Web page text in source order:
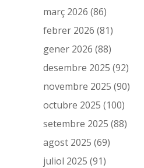
març 2026 (86)
febrer 2026 (81)
gener 2026 (88)
desembre 2025 (92)
novembre 2025 (90)
octubre 2025 (100)
setembre 2025 (88)
agost 2025 (69)
juliol 2025 (91)